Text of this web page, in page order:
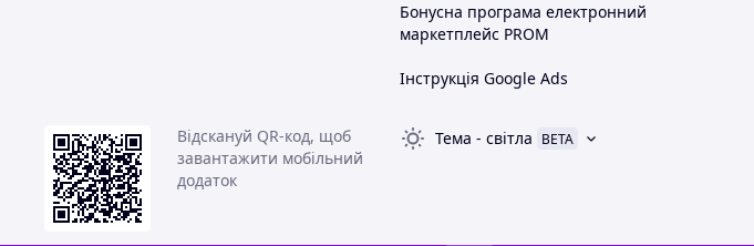
Бонусна програма електронний
маркетплейс PROM
Інструкція Google Ads
Відскануй QR-код, щоб
завантажити мобільний
додаток
Тема - світла BETA